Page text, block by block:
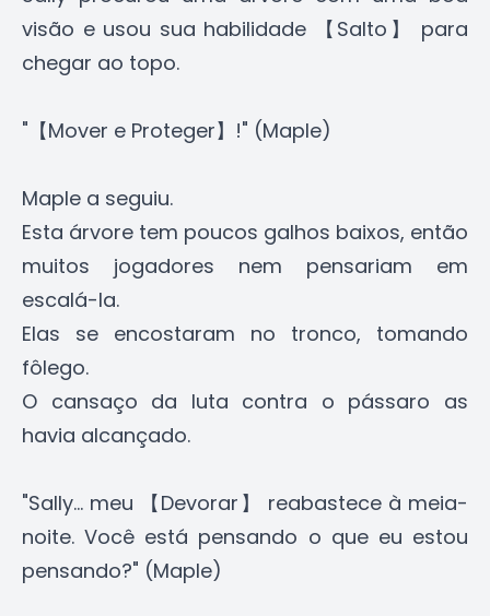
visão e usou sua habilidade 【Salto】 para
chegar ao topo.
"【Mover e Proteger】!" (Maple)
Maple a seguiu.
Esta árvore tem poucos galhos baixos, então
muitos jogadores nem pensariam em
escalá-la.
Elas se encostaram no tronco, tomando
fôlego.
O cansaço da luta contra o pássaro as
havia alcançado.
"Sally... meu 【Devorar】 reabastece à meia-
noite. Você está pensando o que eu estou
pensando?" (Maple)